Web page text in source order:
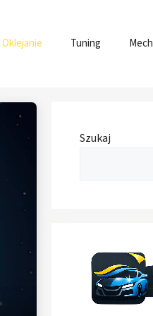
Oklejanie Tuning
Szukaj